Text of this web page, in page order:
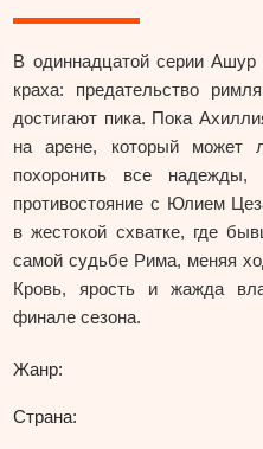
В одиннадцатой серии Ашур
краха: предательство
достигают пика. Пока
на арене, который может
похоронить все
противостояние с Юлием
в жестокой схватке, где
самой судьбе Рима, меняя
Кровь, ярость и жажда
финале сезона.
Жанр:
Страна: